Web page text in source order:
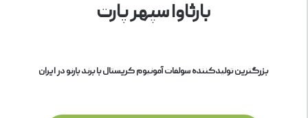
بارثاوا سپهر پارت
بزرگترین تولیدکننده سولفات آمونیوم کریستال با برند بارنو در ایران